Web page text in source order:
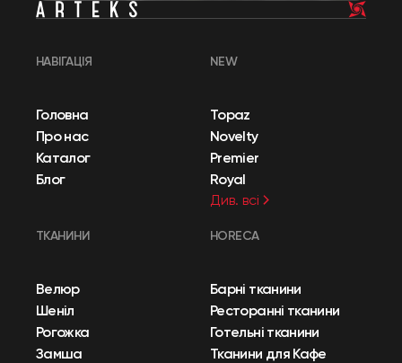
НАВІГАЦІЯ
Головна
Про нас
Каталог
Блог
NEW
Topaz
Novelty
Premier
Royal
Див. всі
ТКАНИНИ
Велюр
Шеніл
Рогожка
Замша
HORECA
Барні тканини
Ресторанні тканини
Готельні тканини
Тканини для Кафе